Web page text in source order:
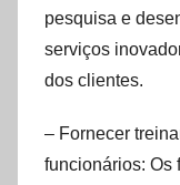
pesquisa e
serviços
dos clientes.
– Fornecer
funcionários: Os